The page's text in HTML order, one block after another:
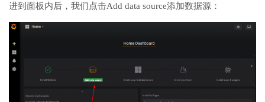
进到面板内后，我们点击Add data source添加数据源：